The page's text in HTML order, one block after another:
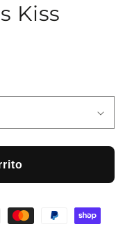
Kiss